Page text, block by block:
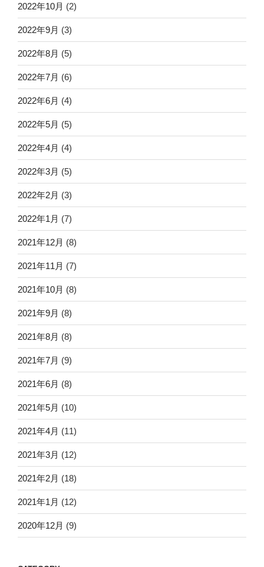
2022年10月 (2)
2022年9月 (3)
2022年8月 (5)
2022年7月 (6)
2022年6月 (4)
2022年5月 (5)
2022年4月 (4)
2022年3月 (5)
2022年2月 (3)
2022年1月 (7)
2021年12月 (8)
2021年11月 (7)
2021年10月 (8)
2021年9月 (8)
2021年8月 (8)
2021年7月 (9)
2021年6月 (8)
2021年5月 (10)
2021年4月 (11)
2021年3月 (12)
2021年2月 (18)
2021年1月 (12)
2020年12月 (9)